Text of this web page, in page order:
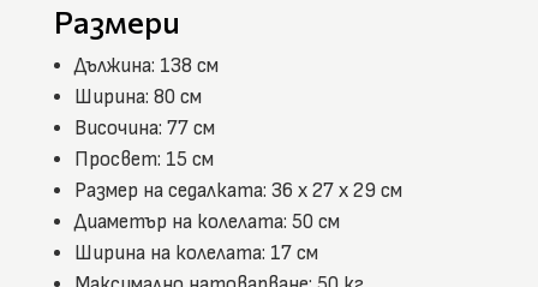
Размери
Дължина: 138 см
Ширина: 80 см
Височина: 77 см
Просвет: 15 см
Размер на седалката: 36 x 27 x 29 см
Диаметър на колелата: 50 см
Ширина на колелата: 17 см